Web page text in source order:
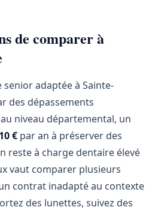
de comparer à
adaptée à Sainte-
des dépassements
niveau départemental, un
€ par an à préserver des
reste à charge dentaire élevé
vaut comparer plusieurs
contrat inadapté au contexte
des lunettes, suivez des